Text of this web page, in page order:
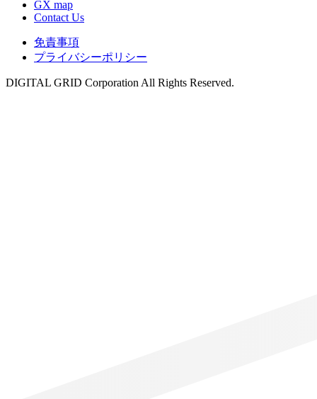
GX map
Contact Us
免責事項
プライバシーポリシー
DIGITAL GRID Corporation All Rights Reserved.